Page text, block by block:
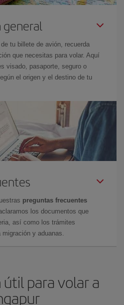
general
tu billete de avión, recuerda
que necesitas para volar. Aquí
visado, pasaporte, seguro o
el origen y el destino de tu
preguntas frecuentes
los documentos que
así como los trámites
y aduanas.
para volar a